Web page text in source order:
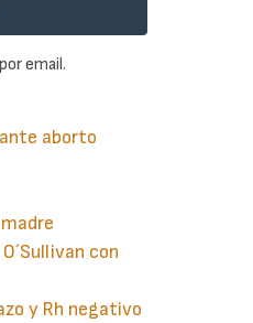
email.
aborto
con
y Rh negativo